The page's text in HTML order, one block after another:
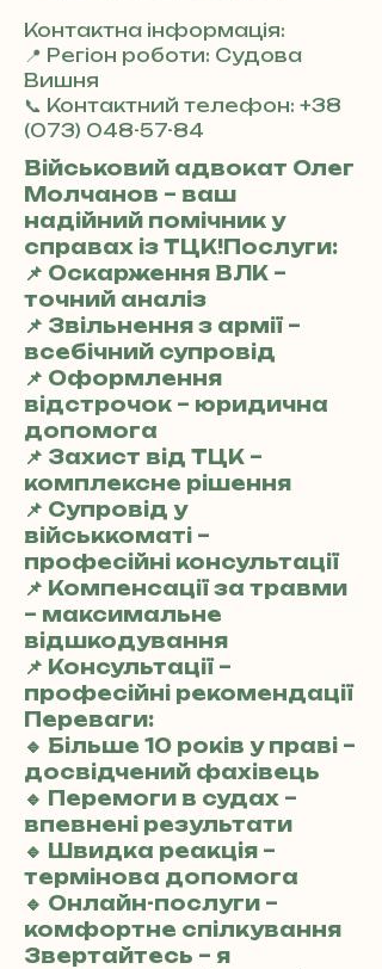
Контактна інформація:
📍 Регіон роботи: Судова
Вишня
📞 Контактний телефон: +38
(073) 048-57-84
Військовий адвокат Олег
Молчанов – ваш
надійний помічник у
справах із ТЦК!Послуги:
📌 Оскарження ВЛК –
точний аналіз
📌 Звільнення з армії –
всебічний супровід
📌 Оформлення
відстрочок – юридична
допомога
📌 Захист від ТЦК –
комплексне рішення
📌 Супровід у
військкоматі –
професійні консультації
📌 Компенсації за травми
– максимальне
відшкодування
📌 Консультації –
професійні рекомендації
Переваги:
🔹 Більше 10 років у праві –
досвідчений фахівець
🔹 Перемоги в судах –
впевнені результати
🔹 Швидка реакція –
термінова допомога
🔹 Онлайн-послуги –
комфортне спілкування
Звертайтесь – я